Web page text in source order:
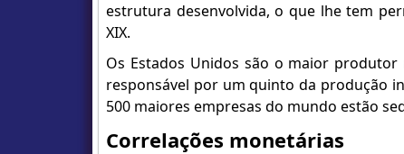
estrutura desenvolvida, o que lhe tem
XIX.
Os Estados Unidos são o maior
responsável por um quinto da produção
500 maiores empresas do mundo estão
Correlações monetárias